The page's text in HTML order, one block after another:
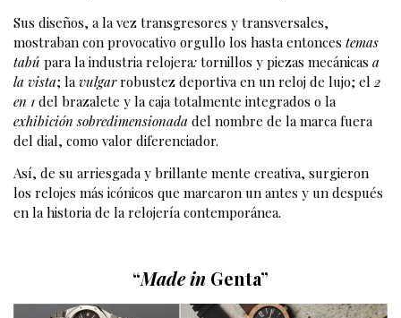
Sus diseños, a la vez transgresores y transversales,
mostraban con provocativo orgullo los hasta entonces temas
tabú para la industria relojera: tornillos y piezas mecánicas a
la vista; la vulgarrobustez deportiva en un reloj de lujo; el 2
en 1 del brazalete y la caja totalmente integrados o la
exhibición sobredimensionada del nombre de la marca fuera
del dial, como valor diferenciador.
Así, de su arriesgada y brillante mente creativa, surgieron
los relojes más icónicos que marcaron un antes y un después
en la historia de la relojería contemporánea.
“Made in Genta”